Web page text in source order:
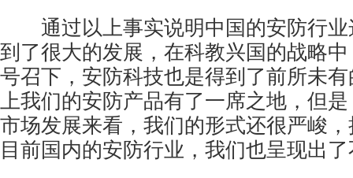
通过以上事实说明中国的安防行业
到了很大的发展，在科教兴国的战略
号召下，安防科技也是得到了前所未
上我们的安防产品有了一席之地，但
市场发展来看，我们的形式还很严峻
目前国内的安防行业，我们也呈现出